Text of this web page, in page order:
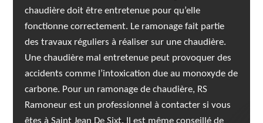
chaudière doit être entretenue pour qu’elle
fonctionne correctement. Le ramonage fait partie
des travaux réguliers à réaliser sur une chaudière.
Une chaudière mal entretenue peut provoquer des
accidents comme l’intoxication due au monoxyde de
carbone. Pour un ramonage de chaudière, RS
Ramoneur est un professionnel à contacter si vous
êtes à Saint Jean De Sixt. Il est même conseillé de